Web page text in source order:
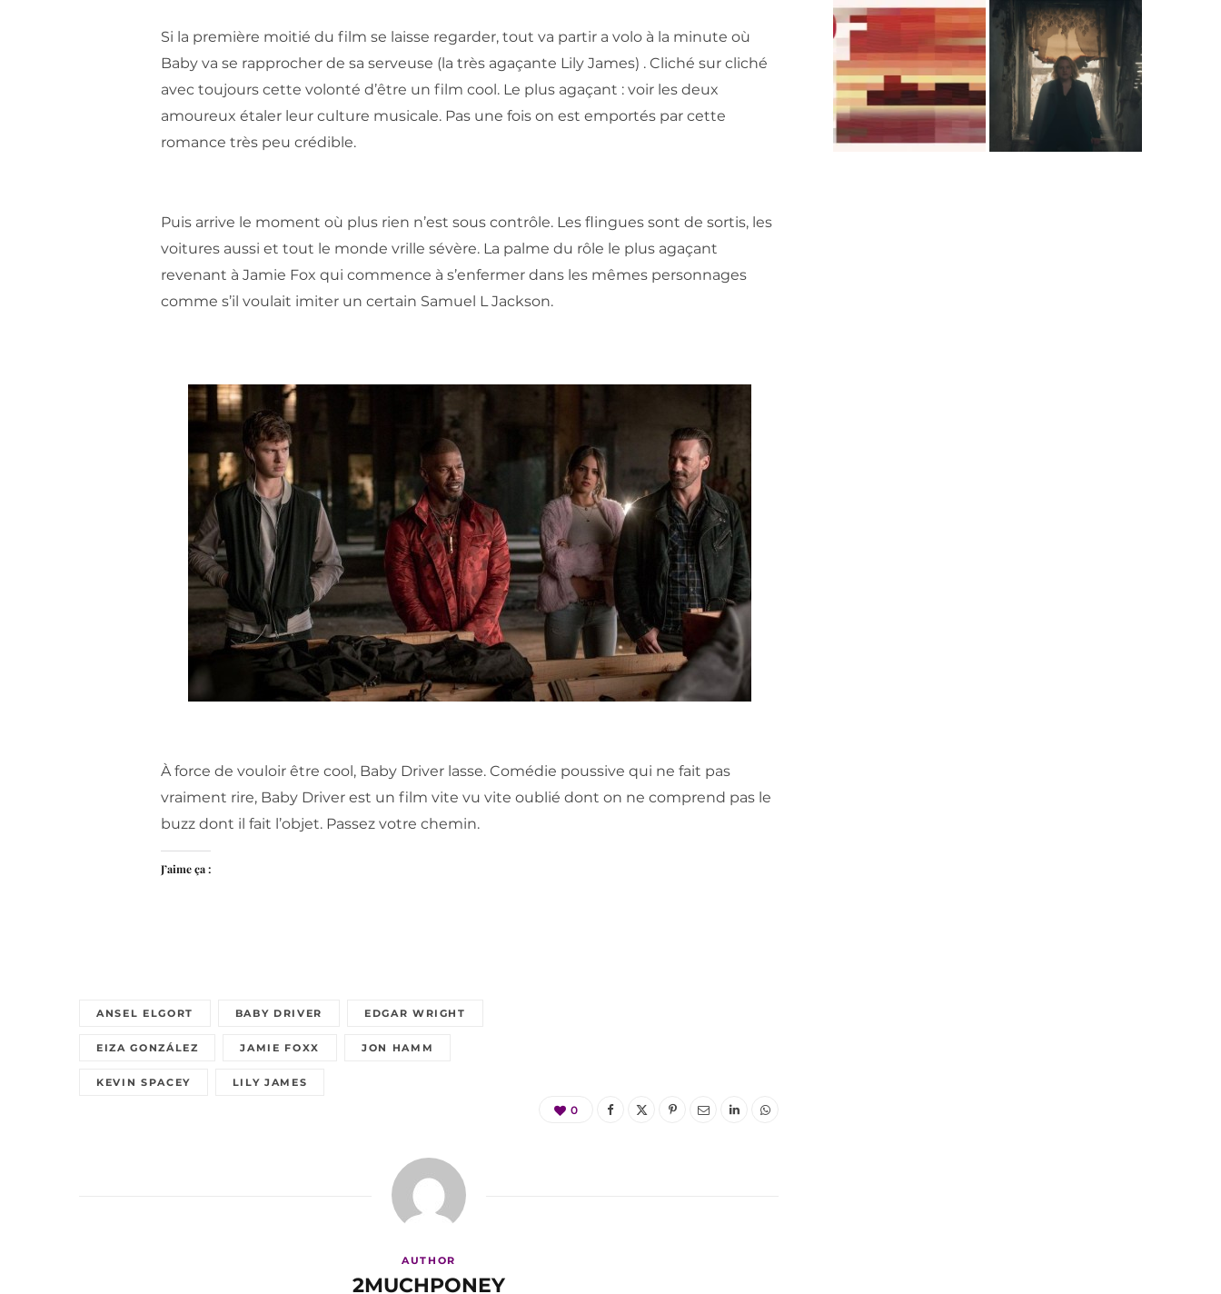
Si la première moitié du film se laisse regarder, tout va partir a volo à la minute où
Baby va se rapprocher de sa serveuse (la très agaçante Lily James) . Cliché sur cliché
avec toujours cette volonté d’être un film cool. Le plus agaçant : voir les deux
amoureux étaler leur culture musicale. Pas une fois on est emportés par cette
romance très peu crédible.
Puis arrive le moment où plus rien n’est sous contrôle. Les flingues sont de sortis, les
voitures aussi et tout le monde vrille sévère. La palme du rôle le plus agaçant
revenant à Jamie Fox qui commence à s’enfermer dans les mêmes personnages
comme s’il voulait imiter un certain Samuel L Jackson.
À force de vouloir être cool, Baby Driver lasse. Comédie poussive qui ne fait pas
vraiment rire, Baby Driver est un film vite vu vite oublié dont on ne comprend pas le
buzz dont il fait l’objet. Passez votre chemin.
J’aime ça :
ANSEL ELGORT BABY DRIVER EDGAR WRIGHT
EIZA GONZÁLEZ JAMIE FOXX JON HAMM
KEVIN SPACEY LILY JAMES
0
AUTHOR
2MUCHPONEY